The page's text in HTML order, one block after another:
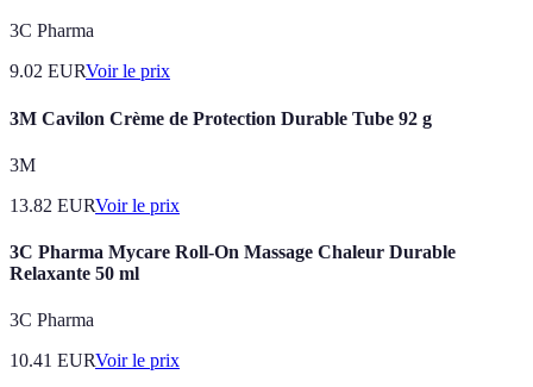
3C Pharma
9.02 EURVoir le prix
3M Cavilon Crème de Protection Durable Tube 92 g
3M
13.82 EURVoir le prix
3C Pharma Mycare Roll-On Massage Chaleur Durable
Relaxante 50 ml
3C Pharma
10.41 EURVoir le prix